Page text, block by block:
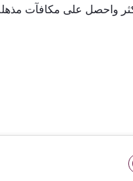
أكثر واحصل على مكافآت